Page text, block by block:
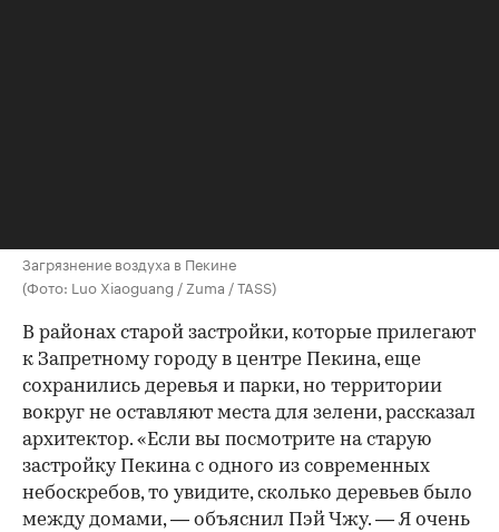
Загрязнение воздуха в Пекине
(Фото: Luo Xiaoguang / Zuma / TASS)
В районах старой застройки, которые прилегают
к Запретному городу в центре Пекина, еще
сохранились деревья и парки, но территории
вокруг не оставляют места для зелени, рассказал
архитектор. «Если вы посмотрите на старую
застройку Пекина с одного из современных
небоскребов, то увидите, сколько деревьев было
между домами, — объяснил Пэй Чжу. — Я очень